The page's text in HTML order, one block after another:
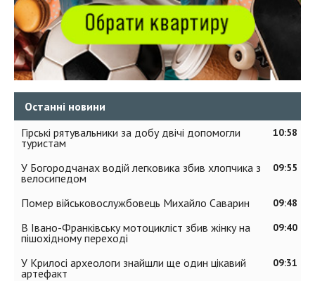
Останні новини
10:58
Гірські рятувальники за добу двічі допомогли
туристам
09:55
У Богородчанах водій легковика збив хлопчика з
велосипедом
09:48
Помер військовослужбовець Михайло Саварин
09:40
В Івано-Франківську мотоцикліст збив жінку на
пішохідному переході
09:31
У Крилосі археологи знайшли ще один цікавий
артефакт